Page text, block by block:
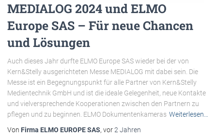
MEDIALOG 2024 und ELMO
Europe SAS – Für neue Chancen
und Lösungen
Auch dieses Jahr durfte ELMO Europe SAS wieder bei der von
Kern&Stelly ausgerichteten Messe MEDIALOG mit dabei sein. Die
Messe ist ein Begegnungspunkt für alle Partner von Kern&Stelly
Medientechnik GmbH und ist die ideale Gelegenheit, neue Kontakte
und vielversprechende Kooperationen zwischen den Partnern zu
pflegen und zu beginnen. ELMO Dokumentenkameras Weiterlesen…
Von Firma ELMO EUROPE SAS, vor2 Jahren